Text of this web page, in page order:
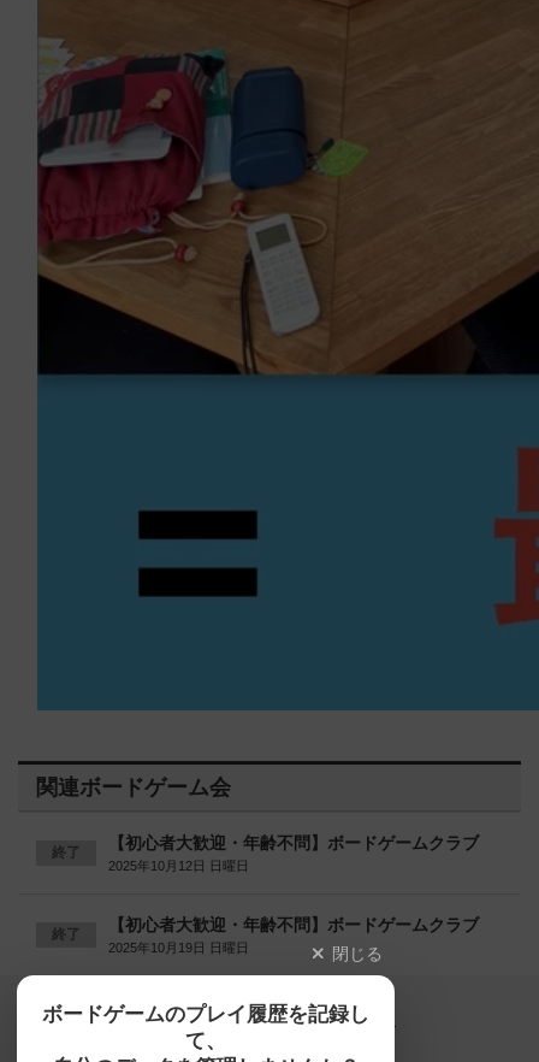
関連ボードゲーム会
終了 【初心者大歓迎・年齢不問】ボードゲームクラブ
2025年10月12日 日曜日
終了 【初心者大歓迎・年齢不問】ボードゲームクラブ
2025年10月19日 日曜日 閉じる
ボードゲームのプレイ履歴を記録し
て、
【ボドゲーマ】ボードゲームの総合情報サイト